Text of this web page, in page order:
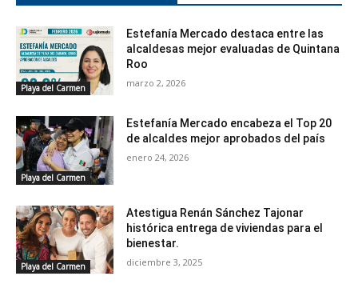
Playa del Carmen
Estefanía Mercado destaca entre las
alcaldesas mejor evaluadas de Quintana
Roo
marzo 2, 2026
Playa del Carmen
Estefanía Mercado encabeza el Top 20
de alcaldes mejor aprobados del país
enero 24, 2026
Playa del Carmen
Atestigua Renán Sánchez Tajonar
histórica entrega de viviendas para el
bienestar.
diciembre 3, 2025